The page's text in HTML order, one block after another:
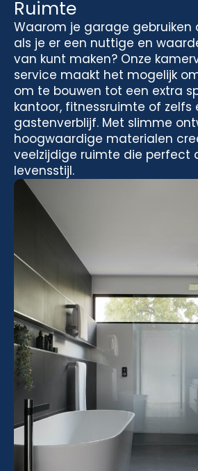
Ruimte
Waarom je garage gebruiken
als je er een nuttige en
van kunt maken? Onze
service maakt het mogelijk
om te bouwen tot een extra
kantoor, fitnessruimte of zelfs
gastenverblijf. Met slimme
hoogwaardige materialen
veelzijdige ruimte die perfect
levensstijl.